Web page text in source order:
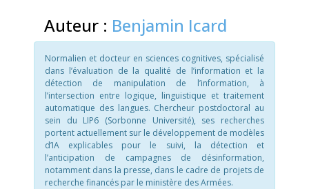
Auteur : Benjamin Icard
Normalien et docteur en sciences cognitives, spécialisé
dans l’évaluation de la qualité de l’information et la
détection de manipulation de l’information, à
l’intersection entre logique, linguistique et traitement
automatique des langues. Chercheur postdoctoral au
sein du LIP6 (Sorbonne Université), ses recherches
portent actuellement sur le développement de modèles
d’IA explicables pour le suivi, la détection et
l’anticipation de campagnes de désinformation,
notamment dans la presse, dans le cadre de projets de
recherche financés par le ministère des Armées.